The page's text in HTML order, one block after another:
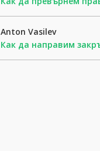
Anton Vasilev
Как да направим